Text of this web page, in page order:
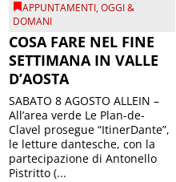
APPUNTAMENTI,OGGI &
DOMANI
COSA FARE NEL FINE
SETTIMANA IN VALLE
D’AOSTA
SABATO 8 AGOSTO ALLEIN –
All’area verde Le Plan-de-
Clavel prosegue “ItinerDante”,
le letture dantesche, con la
partecipazione di Antonello
Pistritto (...